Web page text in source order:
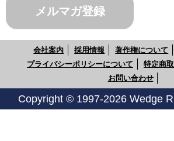
メルマガ登録
会社案内 採用情報 著作権について
プライバシーポリシーについて
特定商
お問い合わせ
Copyright © 1997-2026 Wedge